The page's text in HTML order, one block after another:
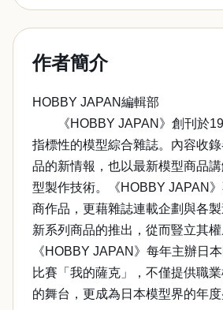
作者簡介
HOBBY JAPAN編輯部
《HOBBY JAPAN》創刊於
指標性的模型綜合雜誌。內容收
品的新情報，也以最新模型商品
型製作技術。《HOBBY JAPAN
商作品，更藉雜誌連載企劃與各
新系列商品的推出，從而豎立其權
《HOBBY JAPAN》每年主辦日
比賽「我的薩克」，不僅提供職
的舞台，更成為日本模型界的年度